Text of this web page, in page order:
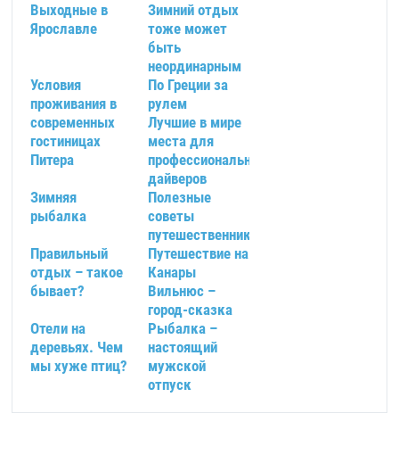
Выходные в
Ярославле
Зимний отдых
тоже может
быть
неординарным
Условия
проживания в
современных
гостиницах
Питера
По Греции за
рулем
Лучшие в мире
места для
профессиональных
дайверов
Зимняя
рыбалка
Полезные
советы
путешественнику
Правильный
отдых – такое
бывает?
Путешествие на
Канары
Вильнюс –
город-сказка
Отели на
деревьях. Чем
мы хуже птиц?
Рыбалка –
настоящий
мужской
отпуск